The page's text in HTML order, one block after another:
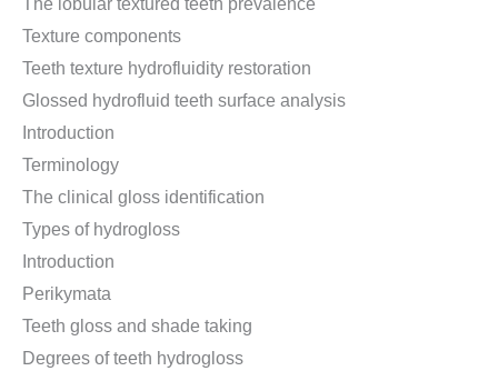
Texture components
Teeth texture hydrofluidity restoration
Glossed hydrofluid teeth surface analysis
Introduction
Terminology
The clinical gloss identification
Types of hydrogloss
Introduction
Perikymata
Teeth gloss and shade taking
Degrees of teeth hydrogloss